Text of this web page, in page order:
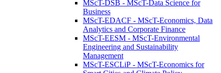
MScT-DSB - MScT-Data Science for
Business
MScT-EDACF - MScT-Economics, Data
Analytics and Corporate Finance
MScT-EESM - MScT-Environmental
Engineering and Sustainability
Management
MScT-ESCLiP - MScT-Economics for